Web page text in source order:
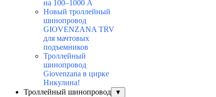
на 100–1000 А
Новый троллейный
шинопровод
GIOVENZANA TRV
для мачтовых
подъемников
Троллейный
шинопровод
Giovenzana в цирке
Никулина!
Троллейный шинопровод
▼